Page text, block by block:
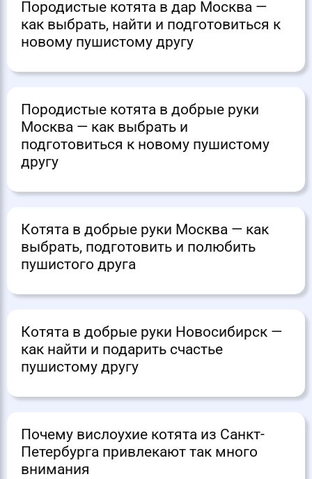
Породистые котята в дар Москва —
как выбрать, найти и подготовиться к
новому пушистому другу
Породистые котята в добрые руки
Москва — как выбрать и
подготовиться к новому пушистому
другу
Котята в добрые руки Москва — как
выбрать, подготовить и полюбить
пушистого друга
Котята в добрые руки Новосибирск —
как найти и подарить счастье
пушистому другу
Почему вислоухие котята из Санкт-
Петербурга привлекают так много
внимания